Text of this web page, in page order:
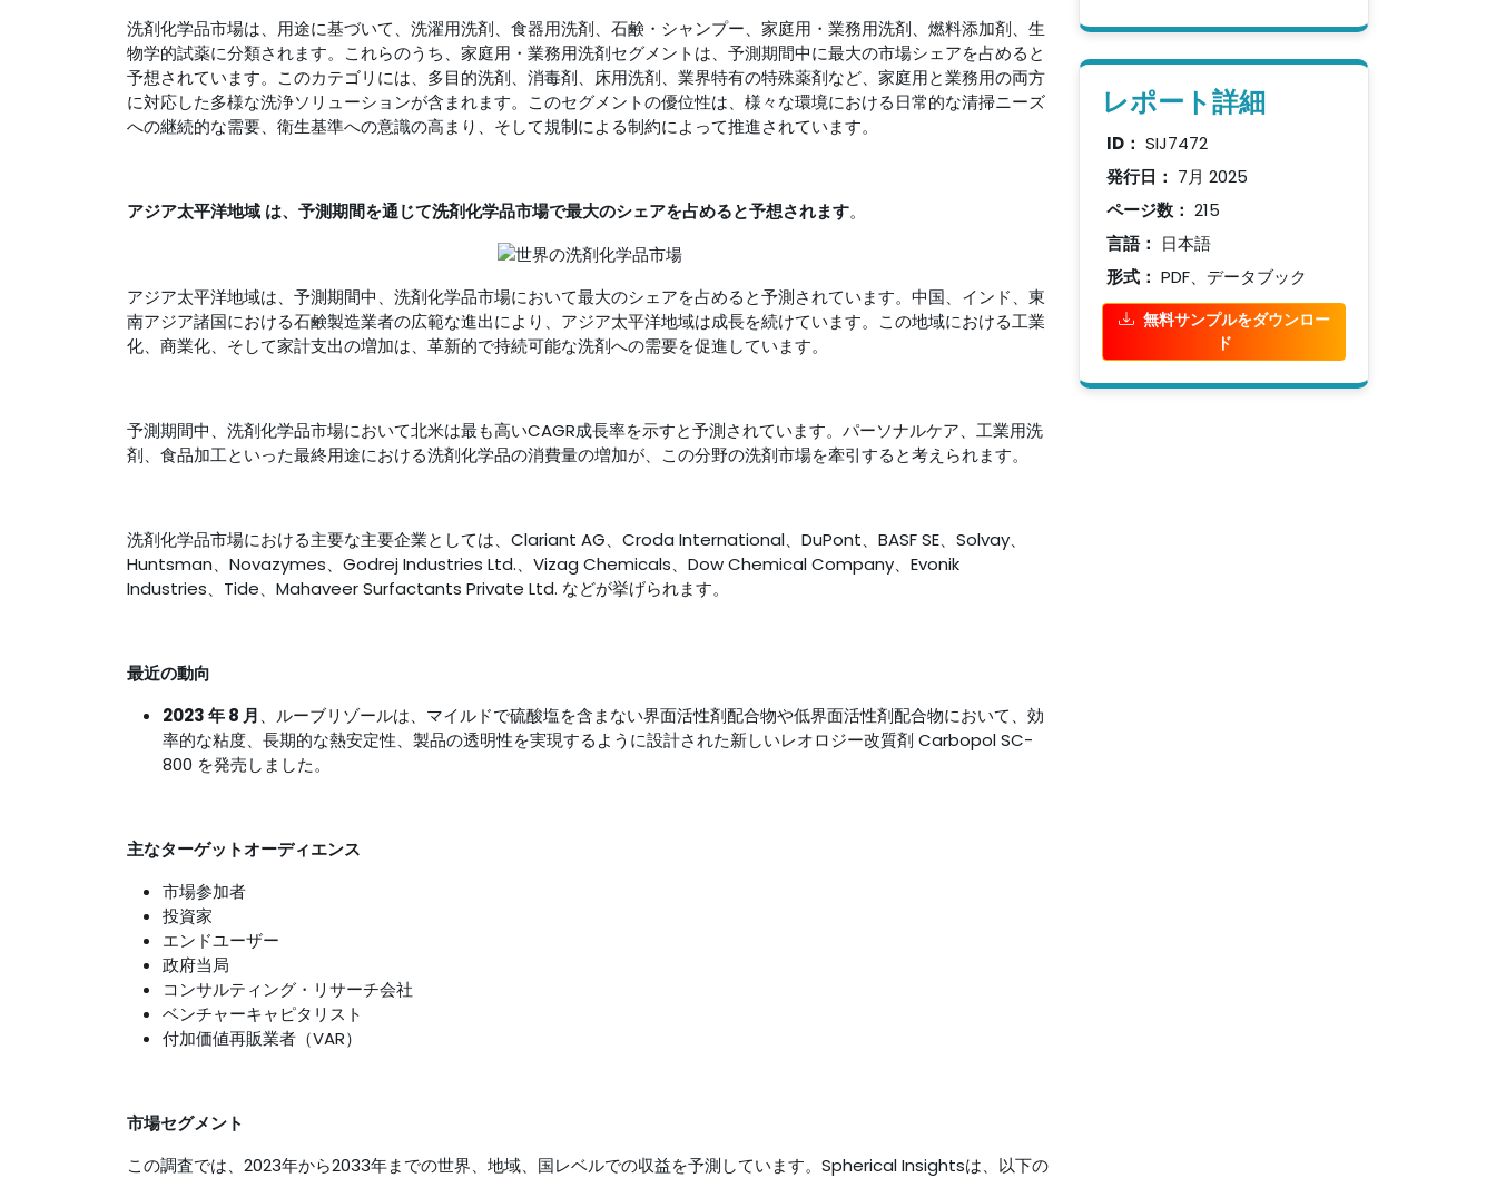
洗剤化学品市場は、用途に基づいて、洗濯用洗剤、食器用洗剤、石鹸・シャンプー、家庭用・業務用洗剤、燃料添加剤、生
物学的試薬に分類されます。これらのうち、家庭用・業務用洗剤セグメントは、予測期間中に最大の市場シェアを占めると
予想されています。このカテゴリには、多目的洗剤、消毒剤、床用洗剤、業界特有の特殊薬剤など、家庭用と業務用の両方
に対応した多様な洗浄ソリューションが含まれます。このセグメントの優位性は、様々な環境における日常的な清掃ニーズ
への継続的な需要、衛生基準への意識の高まり、そして規制による制約によって推進されています。
アジア太平洋地域 は、予測期間を通じて洗剤化学品市場で最大のシェアを占めると予想されます。
アジア太平洋地域は、予測期間中、洗剤化学品市場において最大のシェアを占めると予測されています。中国、インド、東
南アジア諸国における石鹸製造業者の広範な進出により、アジア太平洋地域は成長を続けています。この地域における工業
化、商業化、そして家計支出の増加は、革新的で持続可能な洗剤への需要を促進しています。
予測期間中、洗剤化学品市場において北米は最も高いCAGR成長率を示すと予測されています。パーソナルケア、工業用洗
剤、食品加工といった最終用途における洗剤化学品の消費量の増加が、この分野の洗剤市場を牽引すると考えられます。
洗剤化学品市場における主要な主要企業としては、Clariant AG、Croda International、DuPont、BASF SE、Solvay、
Huntsman、Novazymes、Godrej Industries Ltd.、Vizag Chemicals、Dow Chemical Company、Evonik
Industries、Tide、Mahaveer Surfactants Private Ltd. などが挙げられます。
最近の動向
2023 年 8 月、ルーブリゾールは、マイルドで硫酸塩を含まない界面活性剤配合物や低界面活性剤配合物において、効
率的な粘度、長期的な熱安定性、製品の透明性を実現するように設計された新しいレオロジー改質剤 Carbopol SC-
800 を発売しました。
主なターゲットオーディエンス
市場参加者
投資家
エンドユーザー
政府当局
コンサルティング・リサーチ会社
ベンチャーキャピタリスト
付加価値再販業者（VAR）
市場セグメント
この調査では、2023年から2033年までの世界、地域、国レベルでの収益を予測しています。Spherical Insightsは、以下の
レポート詳細
ID： SIJ7472
発行日： 7月 2025
ページ数： 215
言語： 日本語
形式： PDF、データブック
無料サンプルをダウンロー
ド